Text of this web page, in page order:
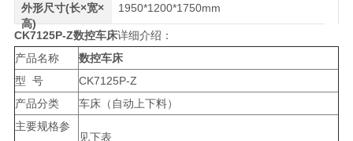
外形尺寸(长×宽×
高)
1950*1200*1750mm
CK7125P-Z数控车床详细介绍：
产品名称
数控车床
型 号
CK7125P-Z
产品分类
车床（自动上下料）
主要规格参
见下表